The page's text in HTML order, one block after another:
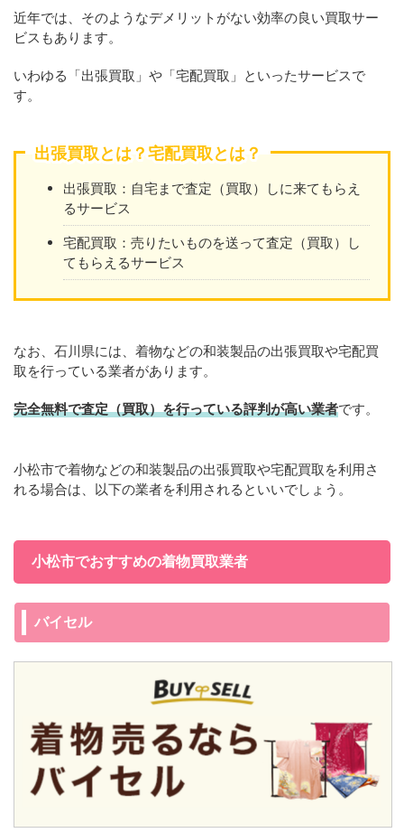
近年では、そのようなデメリットがない効率の良い買取サー
ビスもあります。
いわゆる「出張買取」や「宅配買取」といったサービスで
す。
出張買取とは？宅配買取とは？
出張買取：自宅まで査定（買取）しに来てもらえ
るサービス
宅配買取：売りたいものを送って査定（買取）し
てもらえるサービス
なお、石川県には、着物などの和装製品の出張買取や宅配買
取を行っている業者があります。
完全無料で査定（買取）を行っている評判が高い業者です。
小松市で着物などの和装製品の出張買取や宅配買取を利用さ
れる場合は、以下の業者を利用されるといいでしょう。
小松市でおすすめの着物買取業者
バイセル